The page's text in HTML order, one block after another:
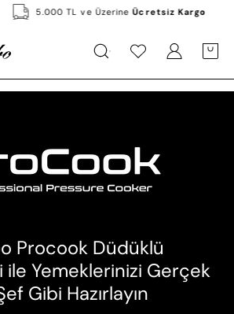
5.000 TL ve ÜzerineÜcretsiz Kargo
KAMPANYALAR Hesabım OPEN
Hesabım
Procook Düdüklü
ile Yemeklerinizi Gerçek
Gibi Hazırlayın